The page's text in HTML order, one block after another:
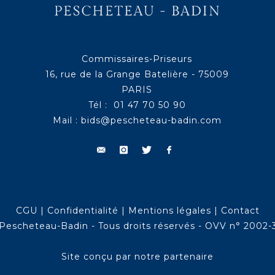
Commissaires-Priseurs
16, rue de la Grange Batelière - 75009
PARIS
Tél : 01 47 70 50 90
Mail : bids@pescheteau-badin.com
CGU | Confidentialité | Mentions légales | Contact
Badin - Tous droits réservés - OVV n° 2002-
Site conçu par notre partenaire